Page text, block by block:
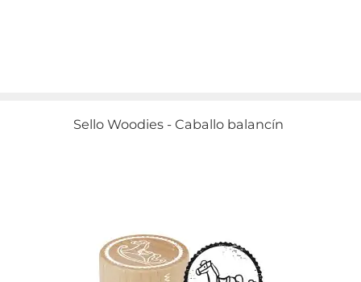
Sello Woodies - Caballo balancín